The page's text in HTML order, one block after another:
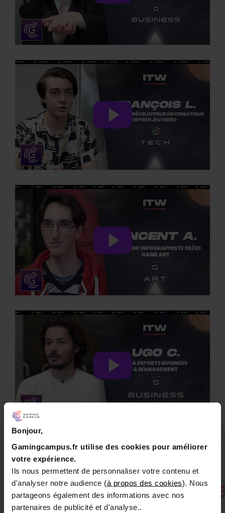
Bonjour,
Gamingcampus.fr utilise des cookies pour améliorer
votre expérience.
Ils nous permettent de personnaliser votre contenu et
d'analyser notre audience (à propos des cookies). Nous
partageons également des informations avec nos
partenaires de publicité et d'analyse..